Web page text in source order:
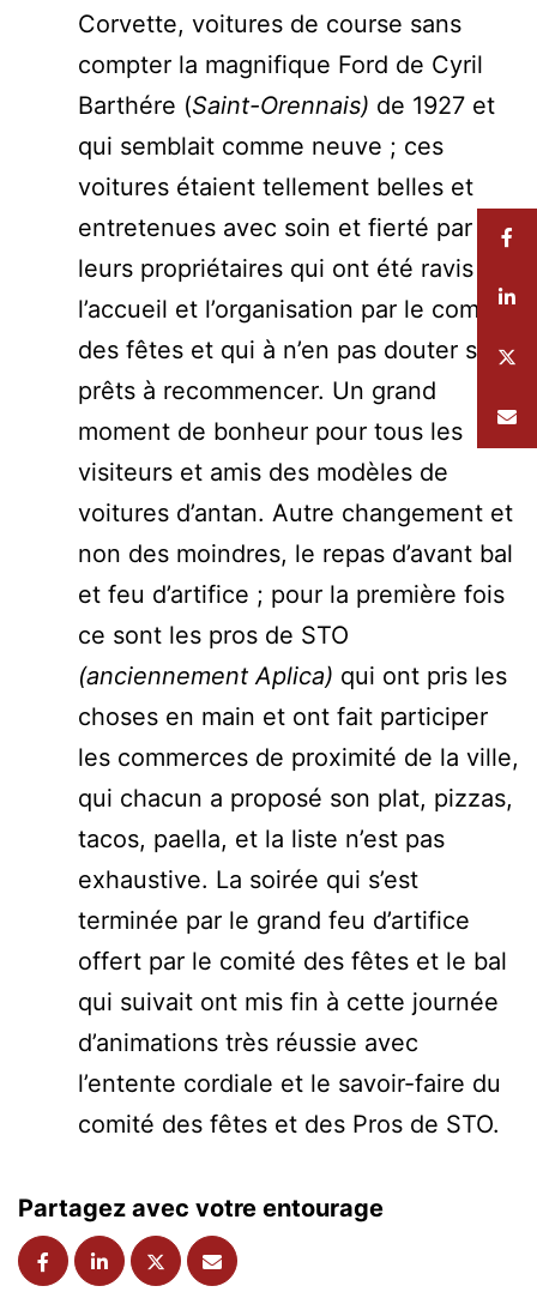
Corvette, voitures de course sans
compter la magnifique Ford de Cyril
Barthére (Saint-Orennais) de 1927 et
qui semblait comme neuve ; ces
voitures étaient tellement belles et
entretenues avec soin et fierté par
leurs propriétaires qui ont été ravis par
l’accueil et l’organisation par le comité
des fêtes et qui à n’en pas douter sont
prêts à recommencer. Un grand
moment de bonheur pour tous les
visiteurs et amis des modèles de
voitures d’antan. Autre changement et
non des moindres, le repas d’avant bal
et feu d’artifice ; pour la première fois
ce sont les pros de STO
(anciennement Aplica) qui ont pris les
choses en main et ont fait participer
les commerces de proximité de la ville,
qui chacun a proposé son plat, pizzas,
tacos, paella, et la liste n’est pas
exhaustive. La soirée qui s’est
terminée par le grand feu d’artifice
offert par le comité des fêtes et le bal
qui suivait ont mis fin à cette journée
d’animations très réussie avec
l’entente cordiale et le savoir-faire du
comité des fêtes et des Pros de STO.
Partagez avec votre entourage